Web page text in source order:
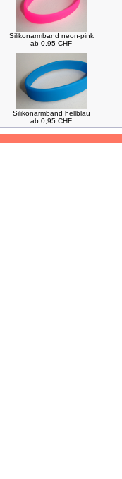
Silikonarmband neon-pink
ab 0,95 CHF
Silikonarmband hellblau
ab 0,95 CHF